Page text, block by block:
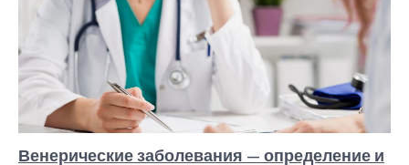
Венерические заболевания — определение и